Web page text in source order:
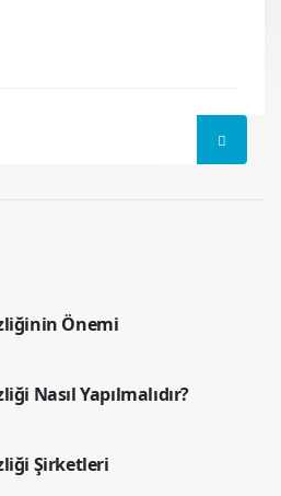
Önemi
Nasıl Yapılmalıdır?
Şirketleri